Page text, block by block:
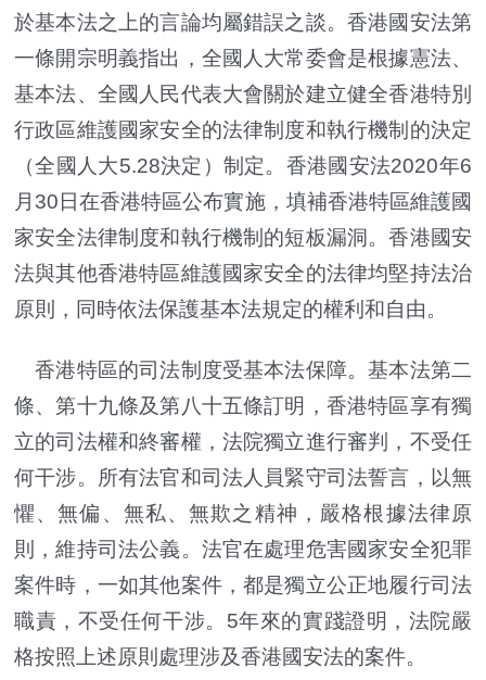
於基本法之上的言論均屬錯誤之談。香港國安法第
一條開宗明義指出，全國人大常委會是根據憲法、
基本法、全國人民代表大會關於建立健全香港特別
行政區維護國家安全的法律制度和執行機制的決定
（全國人大5.28決定）制定。香港國安法2020年6
月30日在香港特區公布實施，填補香港特區維護國
家安全法律制度和執行機制的短板漏洞。香港國安
法與其他香港特區維護國家安全的法律均堅持法治
原則，同時依法保護基本法規定的權利和自由。
香港特區的司法制度受基本法保障。基本法第二
條、第十九條及第八十五條訂明，香港特區享有獨
立的司法權和終審權，法院獨立進行審判，不受任
何干涉。所有法官和司法人員緊守司法誓言，以無
懼、無偏、無私、無欺之精神，嚴格根據法律原
則，維持司法公義。法官在處理危害國家安全犯罪
案件時，一如其他案件，都是獨立公正地履行司法
職責，不受任何干涉。5年來的實踐證明，法院嚴
格按照上述原則處理涉及香港國安法的案件。